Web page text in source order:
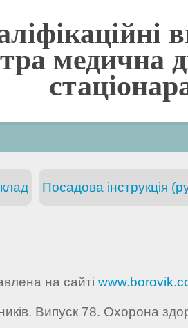
медична
Посадова інструкція
на сайті
Випуск 78. Охорона